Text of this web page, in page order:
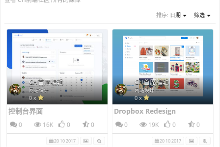
排序: 日期 筛选
CH首席编辑
网站设计
0 x
控制台界面
0 16K 0 0
20 10 2017
CH首席编辑
网站设计
0 x
Dropbox Redesign
0 19K 0 0
20 10 2017